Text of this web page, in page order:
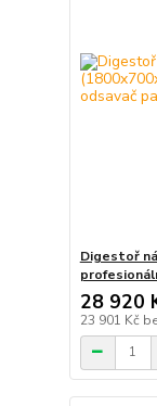
Digestoř
28 920
23 901 Kč